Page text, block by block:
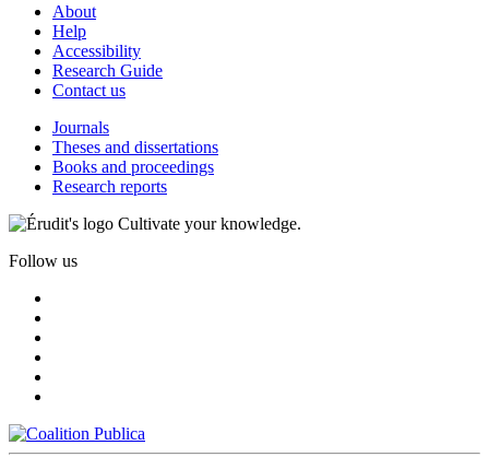
About
Help
Accessibility
Research Guide
Contact us
Journals
Theses and dissertations
Books and proceedings
Research reports
Cultivate your knowledge.
Follow us